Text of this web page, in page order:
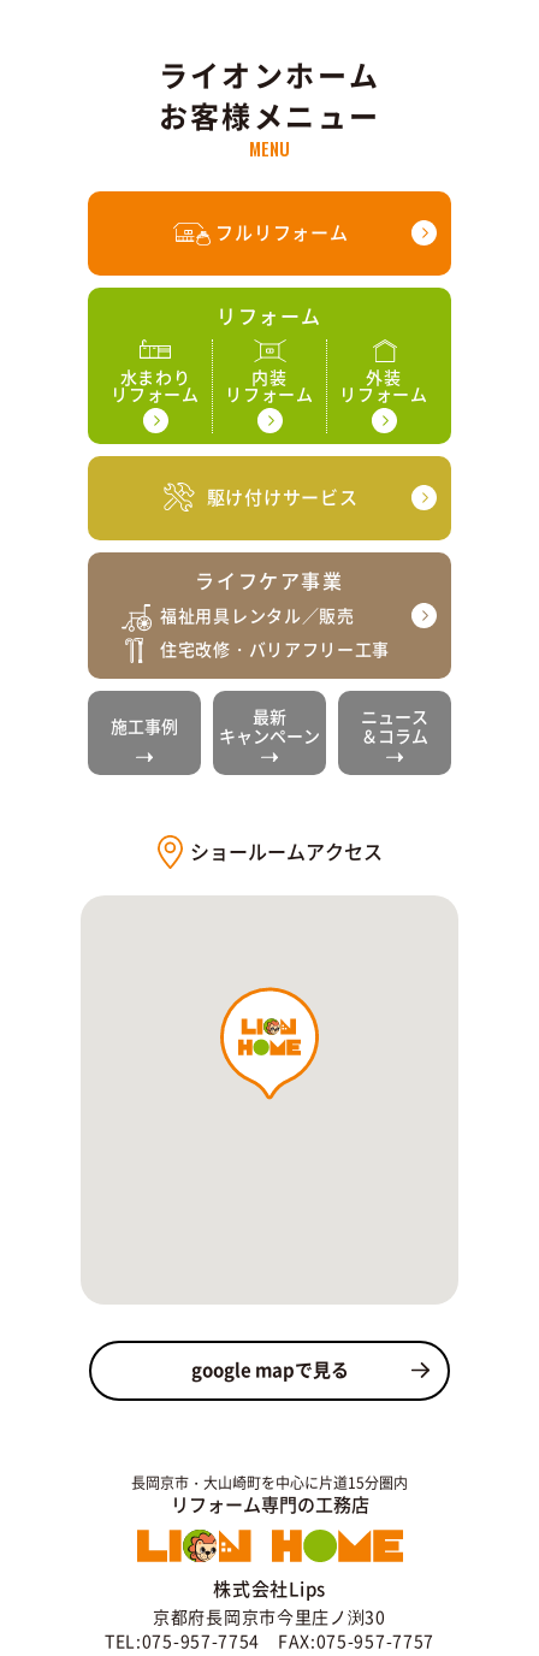
ライオンホーム
お客様メニュー
MENU
フルリフォーム
リフォーム
水まわり
リフォーム
内装
リフォーム
外装
リフォーム
駆け付けサービス
ライフケア事業
福祉用具レンタル／販売
住宅改修・バリアフリー工事
施工事例
最新
キャンペーン
ニュース
＆コラム
ショールームアクセス
google mapで見る
長岡京市・大山崎町を中心に片道15分圏内
リフォーム専門の工務店
株式会社Lips
京都府長岡京市今里庄ノ渕30
TEL:075-957-7754 FAX:075-957-7757